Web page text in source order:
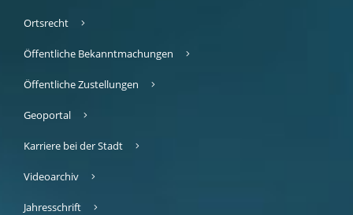
Ortsrecht
Öffentliche Bekanntmachungen
Öffentliche Zustellungen
Geoportal
Karriere bei der Stadt
Videoarchiv
Jahresschrift